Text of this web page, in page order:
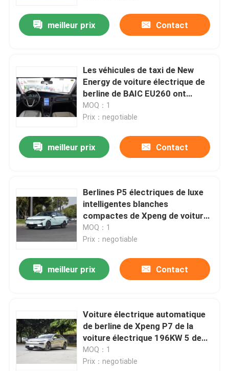
meilleur prix Contact
Les véhicules de taxi de New
Energy de voiture électrique de
berline de BAIC EU260 ont
employé SUV à quatre roues
MOQ：1
Prix：negotiable
meilleur prix Contact
Berlines P5 électriques de luxe
intelligentes blanches
compactes de Xpeng de voiture
électrique de berline
MOQ：1
Prix：negotiable
meilleur prix Contact
Voiture électrique automatique
de berline de Xpeng P7 de la
voiture électrique 196KW 5 de
roue de taille moyenne des
sièges 4
MOQ：1
Prix：negotiable